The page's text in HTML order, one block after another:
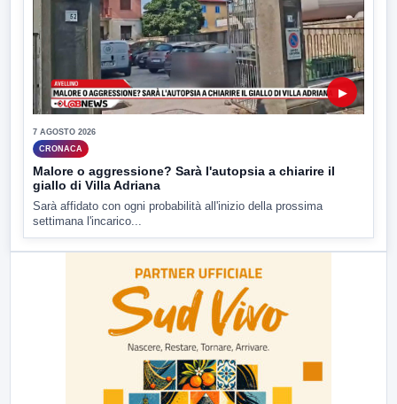
▶
7 AGOSTO 2026
CRONACA
Malore o aggressione? Sarà l'autopsia a chiarire il
giallo di Villa Adriana
Sarà affidato con ogni probabilità all'inizio della prossima
settimana l'incarico...